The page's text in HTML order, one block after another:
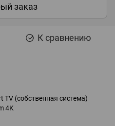
заказ
К сравнению
(собственная система)
4K